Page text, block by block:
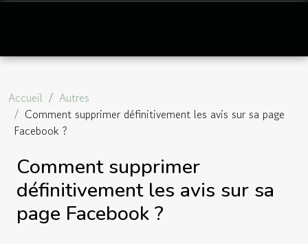
Accueil
Autres
Comment supprimer définitivement les avis sur sa page
Facebook ?
Comment supprimer
définitivement les avis sur sa
page Facebook ?